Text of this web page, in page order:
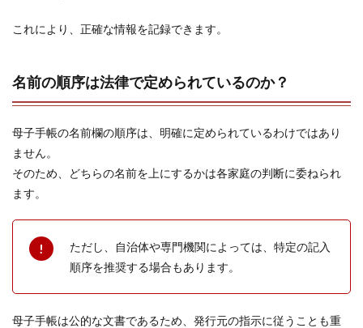
これにより、正確な情報を記録できます。
名前の順序は法律で定められているのか？
母子手帳の名前欄の順序は、明確に定められているわけではあり
ません。
そのため、どちらの名前を上にするかは各家庭の判断に委ねられ
ます。
ただし、自治体や専門機関によっては、特定の記入
順序を推奨する場合もあります。
母子手帳は公的な文書であるため、発行元の指示に従うことも重